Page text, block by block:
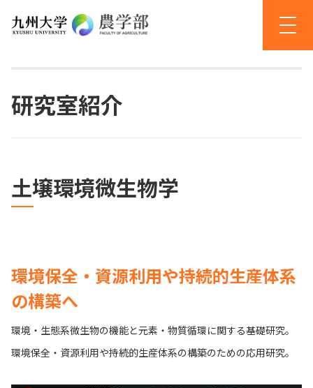
研究室紹介
土壌環境微生物学
環境保全・資源利用や持続的生産体系
の構築へ
環境・生態系微生物の機能と元素・物質循環に関する基礎研究。
環境保全・資源利用や持続的生産体系の構築のための応用研究。